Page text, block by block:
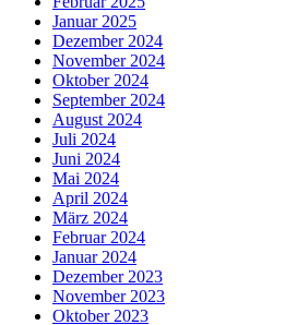
Januar 2025
Dezember 2024
November 2024
Oktober 2024
September 2024
August 2024
Juli 2024
Juni 2024
Mai 2024
April 2024
März 2024
Februar 2024
Januar 2024
Dezember 2023
November 2023
Oktober 2023